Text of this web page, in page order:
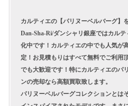
カルティエの【パリヌーベルバーグ】
Dan-Sha-Ri/ダンシャリ銀座ではカル
化中です！カルティエの中でも人気が
定！お見積もりはすべて無料でご利用
でも大歓迎です！特にカルティエのパ
ンの売却なら高額買取致します。
パリヌーベルバーグコレクションとは